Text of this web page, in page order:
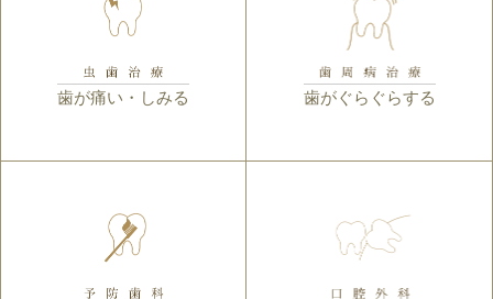
歯が痛い・しみる 歯がぐらぐらする